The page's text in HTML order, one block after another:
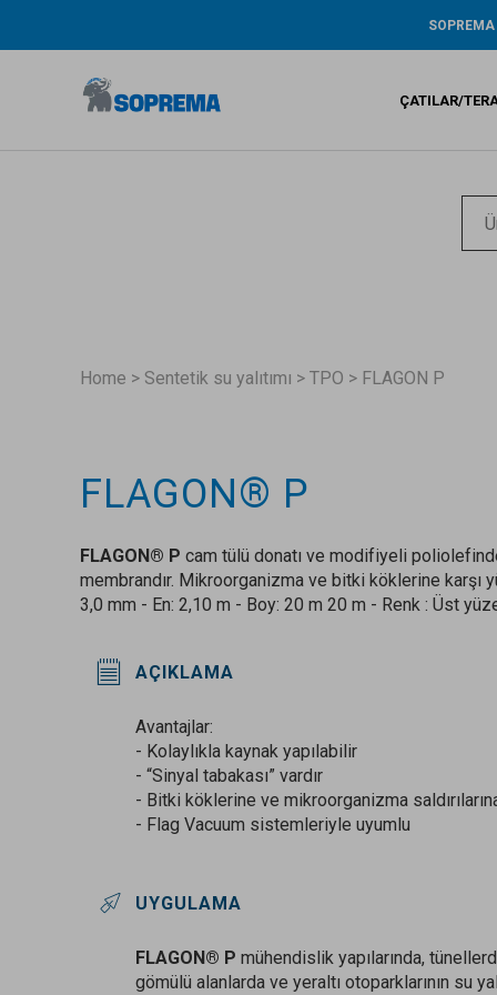
ÇEVRE /
GARANTİ
ÇATILAR/
Bitümlü
Sıvı su
Sentetik
Home > Sentetik su yalıtımı > TPO > FLAGON P
FLAGON® P
FLAGON® P cam tülü donatı ve modifiyeli
membrandır. Mikroorganizma ve bitki köklerine karşı
3,0 mm - En: 2,10 m - Boy: 20 m 20 m - Renk : Üst
AÇIKLAMA
Avantajlar:
- Kolaylıkla kaynak yapılabilir
- “Sinyal tabakası” vardır
- Bitki köklerine ve mikroorganizma
- Flag Vacuum sistemleriyle uyumlu
UYGULAMA
FLAGON® P mühendislik yapılarında,
gömülü alanlarda ve yeraltı otoparklarının su